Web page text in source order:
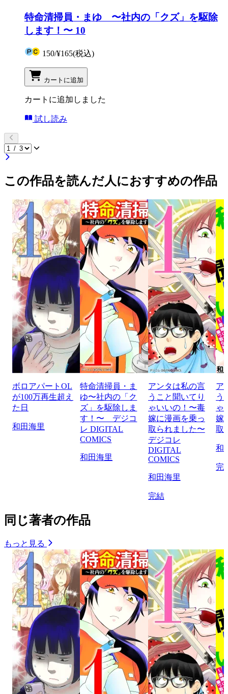
特命清掃員・まゆ 〜社内の「クズ」を駆除
します！〜 10
150/¥165(税込)
カートに追加
カートに追加しました
試し読み
この作品を読んだ人におすすめの作品
ボロアパートOL
が100万再生超え
た日
和田海里
特命清掃員・ま
ゆ〜社内の「ク
ズ」を駆除しま
す！〜 デジコ
レ DIGITAL
COMICS
和田海里
アンタは私の言
うこと聞いてり
ゃいいの！〜毒
嫁に漫画を乗っ
取られました〜
デジコレ
DIGITAL
COMICS
和田海里
完結
ア
う
ゃ
嫁
取
和
完
同じ著者の作品
もっと見る